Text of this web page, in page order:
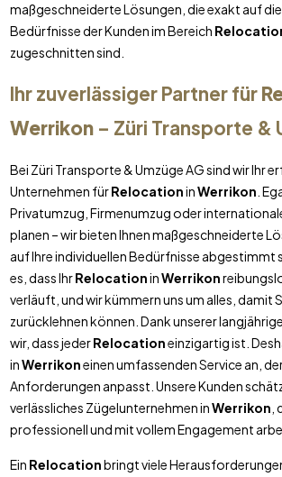
maßgeschneiderte Lösungen, die exakt auf
Bedürfnisse der Kunden im Bereich
zugeschnitten sind.
Ihr zuverlässiger Partner für
Werrikon– Züri Transporte &
Bei Züri Transporte & Umzüge AG sind wir Ihr
Unternehmen fürRelocationinWerrikon .
Privatumzug, Firmenumzug oder
planen – wir bieten Ihnen maßgeschneiderte
auf Ihre individuellen Bedürfnisse abgestimmt
es, dass IhrRelocationinWerrikon
verläuft, und wir kümmern uns um alles, damit
zurücklehnen können. Dank unserer
wir, dass jederRelocationeinzigartig ist.
inWerrikoneinen umfassenden Service an,
Anforderungen anpasst. Unsere Kunden
verlässliches Zügelunternehmen inWerrikon
professionell und mit vollem Engagement
Ein Relocationbringt viele